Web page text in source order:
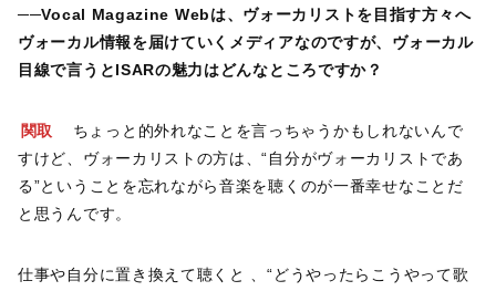
──Vocal Magazine Webは、ヴォーカリストを目指す方々へ
ヴォーカル情報を届けていくメディアなのですが、ヴォーカル
目線で言うとISARの魅力はどんなところですか？
関取
ちょっと的外れなことを言っちゃうかもしれないんで
すけど、ヴォーカリストの方は、“自分がヴォーカリストであ
る”ということを忘れながら音楽を聴くのが一番幸せなことだ
と思うんです。
仕事や自分に置き換えて聴くと 、“どうやったらこうやって歌